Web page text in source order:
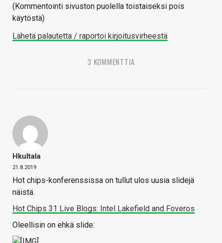
(Kommentointi sivuston puolella toistaiseksi pois
käytöstä)
Lähetä palautetta / raportoi kirjoitusvirheestä
3 KOMMENTTIA
Hkultala
21.8.2019
Hot chips-konferenssissa on tullut ulos uusia slidejä
näistä.
Hot Chips 31 Live Blogs: Intel Lakefield and Foveros
Oleellisin on ehkä slide: